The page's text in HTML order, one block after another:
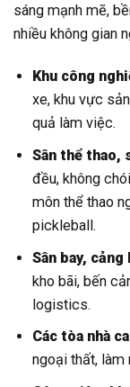
sáng mạnh mẽ,
nhiều không gian
Khu công
xe, khu vực
quả làm việc.
Sân thể thao,
đều, không
môn thể thao
pickleball.
Sân bay, cảng
kho bãi, bến
logistics.
Các tòa nhà
ngoại thất, làm